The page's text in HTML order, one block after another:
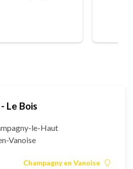
Le Bois
le-Haut
Vanoise
Champagny en Vanoise